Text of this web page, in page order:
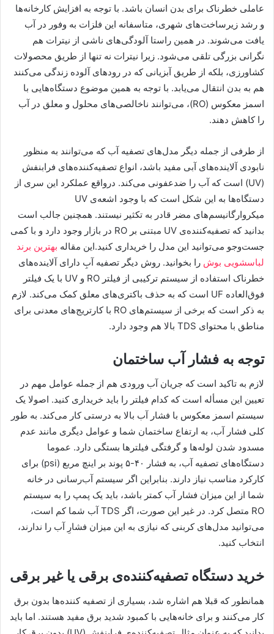
عاملی خطرناک برای بدن انسان باشد. با توجه به افزایش کارخانه‌ها
و رشد زیرساخت‌های شهری، متاسفانه این فلزات به وفور در آب
یافت می‌شوند. در همین راستا آلودگی‌های ناشی از نیترات هم
نگرانی بزرگی تلقی می‌شود. زیرا نیترات نه تنها از طریق محصولات
کشاورزی، بلکه از طریق آبزیانی که در رودهای آلوده زندگی می‌کنند
هم به بدن انتقال می‌یابد. با توجه به همین موضوع دستگاه‌هایی با
اسمز معکوس (RO)، می‌توانند ناخالصی‌های محلول و معلق در آب
را کاهش دهند.
از طرفی از جمله دیگر مدل‌های تصفیه آب که می‌توانند به منظور
نابودی آلاینده‌های آبی مفید باشد، انواع تصفیه‌کننده‌های فرابنفش
(UV) است که آب را ضدعفونی می‌کند. درواقع عملکرد این سری از
دستگاه‌ها به این شکل است که با وجود اشعه‌ی UV
میکروارگانیسم‌های مضر قادر به تکثیر نیستند. همچنین جالب است
بدانید که تصفیه‌کننده‌ی UV مبتنی بر RO در بازار وجود دارد و با کمی
جست‌وجو می‌توانید این مدل را خریداری کنید.این مقاله بهترین برند
لباسشویی بوش را بخوانید. روش دیگر تصفیه آبِ دارای آلاینده‌های
خطرناک استفاده از سیستم ترکیبی از فیلتر RO و UV با یک فیلتر
فوق‌العاده UF است که به حذف باکتری‌های معلق کمک می‌کند. لازم
به ذکر است که برخی از سیستم‌های RO با کارتریج‌های معدنی برای
مناطق با محتوای TDS بالا هم وجود دارد.
توجه به فشار آب ساختمان
لازم به تاکید است که جریان آب ورودی هم از جمله عوامل مهم در
تعیین این مسأله است که کدام فیلتر را باید خریداری کنید. اصولا یک
سیستم اسمز معکوس با فشار آب بالا به درستی کار می‌کند. به طور
کلی فشار آب، به ارتفاع ساختمان شما و عوامل دیگری مانند عدم
مسدود شدن لوله‌ها و گرفتگی فیلترها بستگی دارد. عموما
دستگاه‌های تصفیه آب، به فشار ۴۰-۵ پوند بر اینچ مربع (psi) برای
کارکرد مناسب نیاز دارند. بنابراین اگر سیستم آب‌رسانی در خانه
شما از این میزان فشار آب کمتر باشد، باید یک پمپ را به سیستم
RO متصل کرد. در غیر این صورت، اگر TDS آب شما کم است،
می‌توانید مدل‌های کربنی که نیازی به این میزان فشارِ آب را ندارند،
انتخاب کنید.
خرید دستگاه تصفیه‌کننده‌ی برقی یا غیر برقی
همانطور که قبلا هم اشاره شد، بسیاری از تصفیه کننده‌ها بدون برق
کار می‌کنند و برای خانه‌هایی با کمبود شدید برق مفید هستند. اما باید